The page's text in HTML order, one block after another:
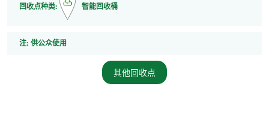
回收点种类: 智能回收桶
注: 注
供公众使用
其他回收点